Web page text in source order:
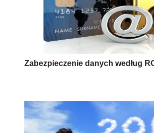
Zabezpieczenie danych według